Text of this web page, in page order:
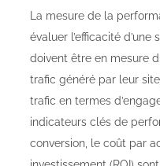
La mesure de la
évaluer l’efficacité
doivent être en mesure
trafic généré par leur
trafic en termes
indicateurs clés de
conversion, le coût par